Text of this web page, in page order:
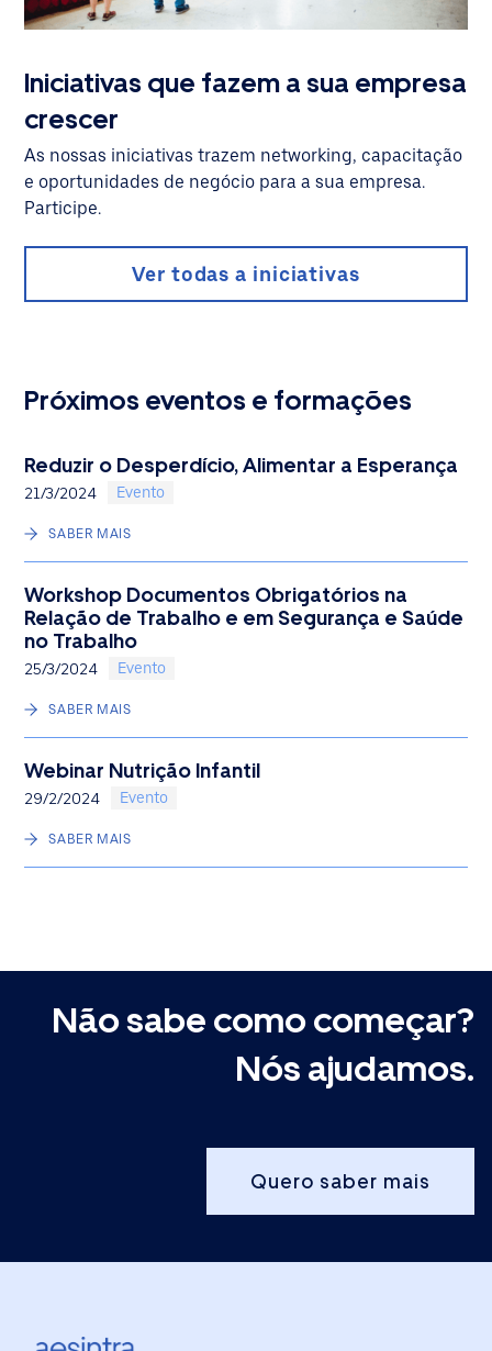
Iniciativas que fazem a sua empresa
crescer
As nossas iniciativas trazem networking, capacitação
e oportunidades de negócio para a sua empresa.
Participe.
Ver todas a iniciativas
Próximos eventos e formações
Reduzir o Desperdício, Alimentar a Esperança
21/3/2024 Evento
SABER MAIS
Workshop Documentos Obrigatórios na
Relação de Trabalho e em Segurança e Saúde
no Trabalho
25/3/2024 Evento
SABER MAIS
Webinar Nutrição Infantil
29/2/2024 Evento
SABER MAIS
Não sabe como começar?
Nós ajudamos.
Quero saber mais